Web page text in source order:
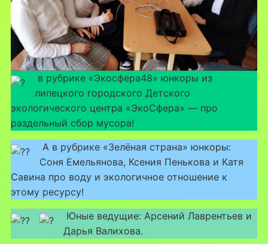
в рубрике «Экосфера48» юнкоры из
липецкого городского Детского
экологического центра «ЭкоСфера» — про
раздельный сбор мусора!
А в рубрике «Зелёная страна» юнкоры:
Соня Емельянова, Ксения Пенькова и Катя
Савина про воду и экологичное отношение к
этому ресурсу!
Юные ведущие: Арсений Лаврентьев и
Дарья Валихова.